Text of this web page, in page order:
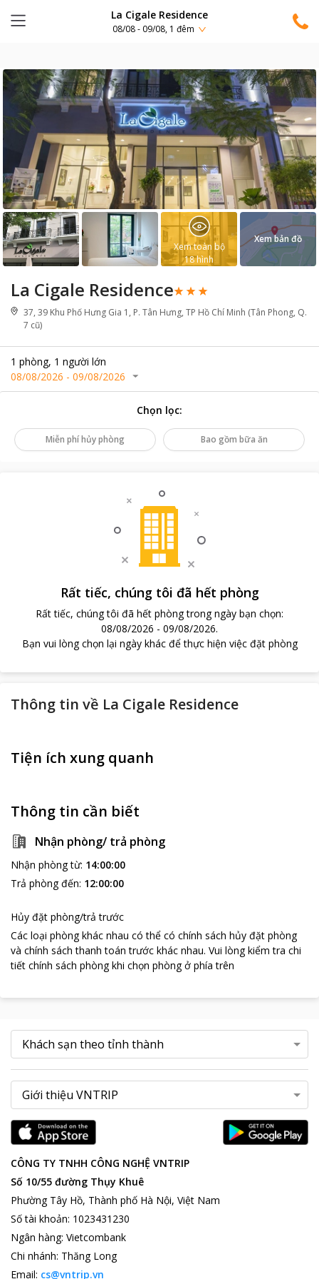
La Cigale Residence
08/08 - 09/08, 1 đêm
La Cigale Residence
37, 39 Khu Phố Hưng Gia 1, P. Tân Hưng, TP Hồ Chí Minh (Tân Phong, Q.
7 cũ)
1 phòng, 1 người lớn
08/08/2026 - 09/08/2026
Xem toàn bộ
18hình
Xem bản đồ
Chọn lọc:
Miễn phí hủy phòng Bao gồm bữa ăn
Rất tiếc, chúng tôi đã hết phòng
Rất tiếc, chúng tôi đã hết phòng trong ngày bạn chọn:
08/08/2026 - 09/08/2026.
Bạn vui lòng chọn lại ngày khác để thực hiện việc đặt phòng
Thông tin về La Cigale Residence
Tiện ích xung quanh
Thông tin cần biết
Nhận phòng/ trả phòng
Nhận phòng từ: 14:00:00
Trả phòng đến: 12:00:00
Hủy đặt phòng/trả trước
Các loại phòng khác nhau có thể có chính sách hủy đặt phòng
và chính sách thanh toán trước khác nhau. Vui lòng kiểm tra chi
tiết chính sách phòng khi chọn phòng ở phía trên
CÔNG TY TNHH CÔNG NGHỆ VNTRIP
Số 10/55 đường Thụy Khuê
Phường Tây Hồ, Thành phố Hà Nội, Việt Nam
Số tài khoản: 1023431230
Ngân hàng: Vietcombank
Chi nhánh: Thăng Long
Email: cs@vntrip.vn